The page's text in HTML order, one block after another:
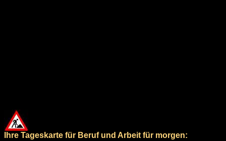
Ihre Tageskarte für Beruf und Arbeit für morgen: